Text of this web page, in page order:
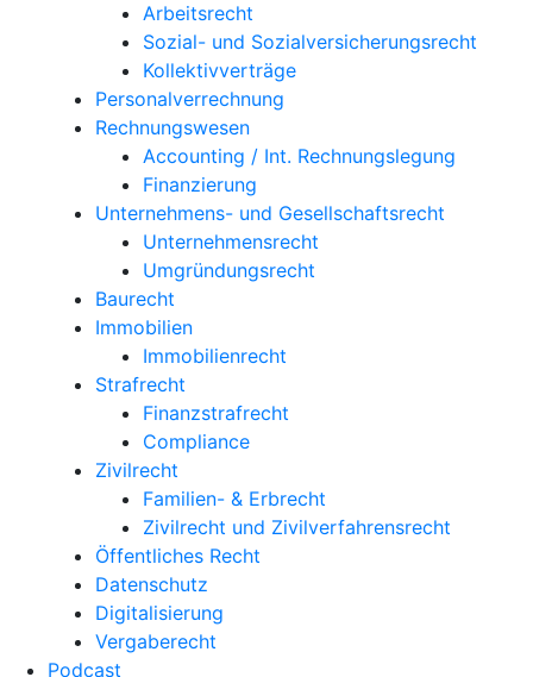
Arbeitsrecht
Sozial- und Sozialversicherungsrecht
Kollektivverträge
Personalverrechnung
Rechnungswesen
Accounting / Int. Rechnungslegung
Finanzierung
Unternehmens- und Gesellschaftsrecht
Unternehmensrecht
Umgründungsrecht
Baurecht
Immobilien
Immobilienrecht
Strafrecht
Finanzstrafrecht
Compliance
Zivilrecht
Familien- & Erbrecht
Zivilrecht und Zivilverfahrensrecht
Öffentliches Recht
Datenschutz
Digitalisierung
Vergaberecht
Podcast